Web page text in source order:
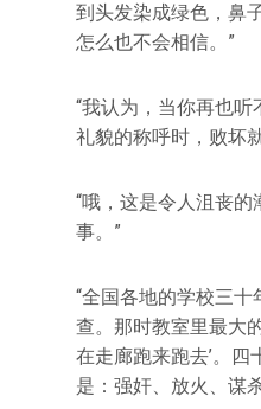
到头发染成绿色，鼻
怎么也不会相信。”
“我认为，当你再也听
礼貌的称呼时，败坏
“哦，这是令人沮丧
事。”
“全国各地的学校三
查。那时教室里最大
在走廊跑来跑去’。四
是：强奸、放火、谋